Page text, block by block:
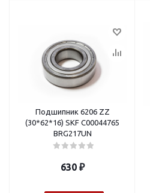
Подшипник 6206 ZZ
(30*62*16) SKF С00044765
BRG217UN
630₽